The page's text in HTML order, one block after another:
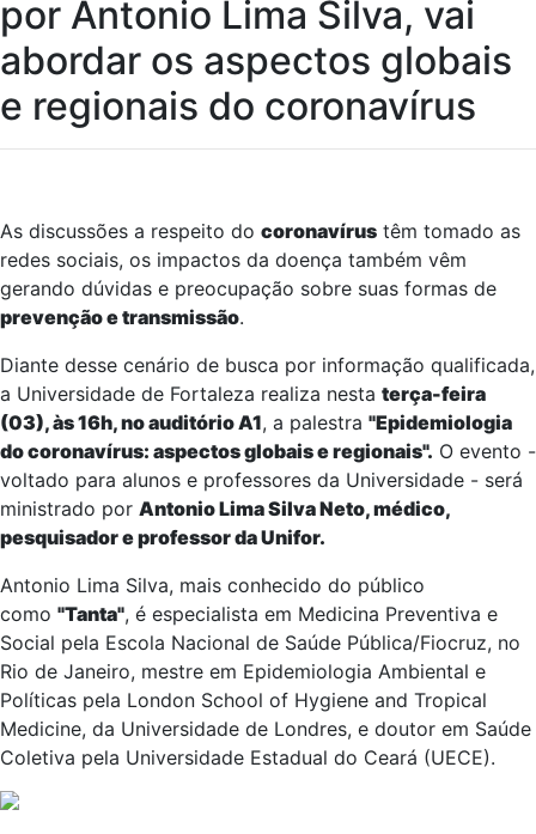
por Antonio Lima Silva, vai
abordar os aspectos globais
e regionais do coronavírus
As discussões a respeito do coronavírus têm tomado as
redes sociais, os impactos da doença também vêm
gerando dúvidas e preocupação sobre suas formas de
prevenção e transmissão.
Diante desse cenário de busca por informação qualificada,
a Universidade de Fortaleza realiza nesta terça-feira
(03), às 16h, no auditório A1, a palestra "Epidemiologia
do coronavírus: aspectos globais e regionais". O evento -
voltado para alunos e professores da Universidade - será
ministrado por Antonio Lima Silva Neto, médico,
pesquisador e professor da Unifor.
Antonio Lima Silva, mais conhecido do público
como "Tanta", é especialista em Medicina Preventiva e
Social pela Escola Nacional de Saúde Pública/Fiocruz, no
Rio de Janeiro, mestre em Epidemiologia Ambiental e
Políticas pela London School of Hygiene and Tropical
Medicine, da Universidade de Londres, e doutor em Saúde
Coletiva pela Universidade Estadual do Ceará (UECE).